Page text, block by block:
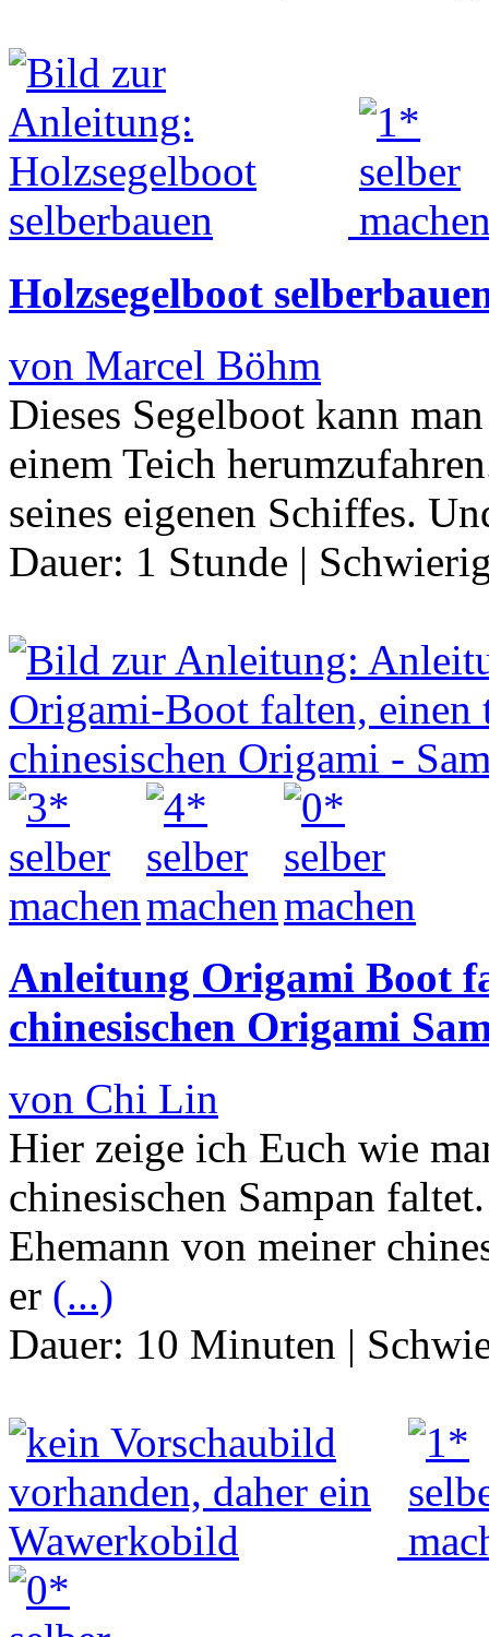
Holzsegelboot
von Marcel Böhm
Dieses Segelboot kann
einem Teich
seines eigenen Schiffes.
Dauer: 1 Stunde |
Anleitung Origami Boot
chinesischen Origami
von Chi Lin
Hier zeige ich Euch wie
chinesischen Sampan
Ehemann von meiner
er (...)
Dauer: 10 Minuten |